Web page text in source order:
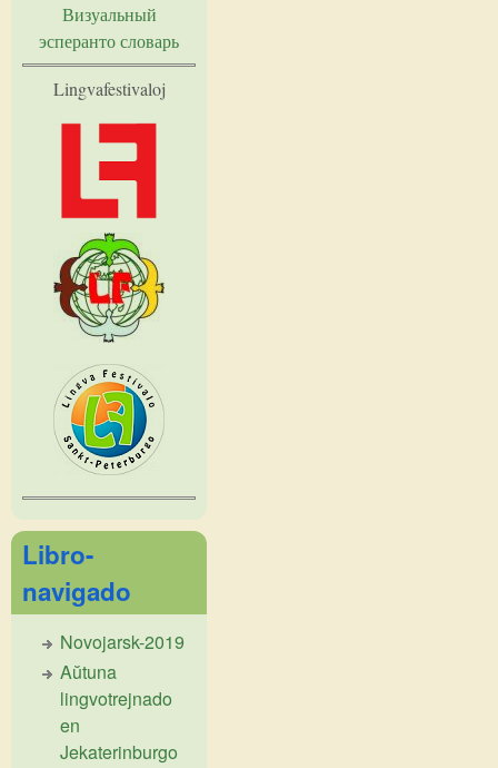
Визуальный
эсперанто словарь
Lingvafestivaloj
Libro-
navigado
Novojarsk-2019
Aŭtuna
lingvotrejnado
en
Jekaterinburgo